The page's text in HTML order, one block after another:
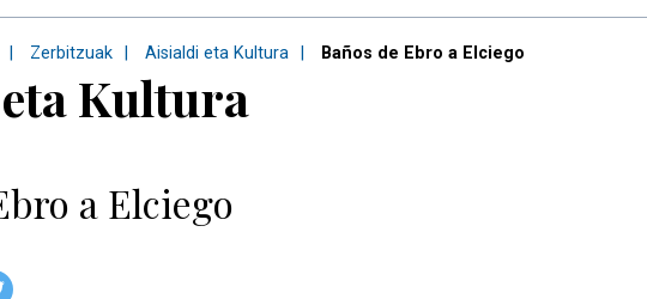
Zerbitzuak Aisialdi eta Kultura Baños de Ebro a Elciego
Kultura
a Elciego